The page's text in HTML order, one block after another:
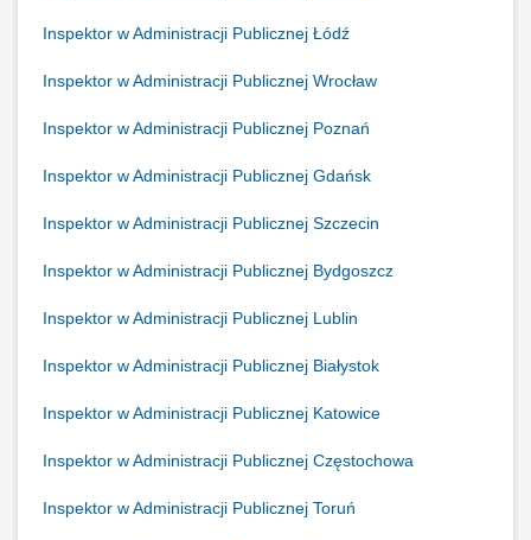
Inspektor w Administracji Publicznej Łódź
Inspektor w Administracji Publicznej Wrocław
Inspektor w Administracji Publicznej Poznań
Inspektor w Administracji Publicznej Gdańsk
Inspektor w Administracji Publicznej Szczecin
Inspektor w Administracji Publicznej Bydgoszcz
Inspektor w Administracji Publicznej Lublin
Inspektor w Administracji Publicznej Białystok
Inspektor w Administracji Publicznej Katowice
Inspektor w Administracji Publicznej Częstochowa
Inspektor w Administracji Publicznej Toruń